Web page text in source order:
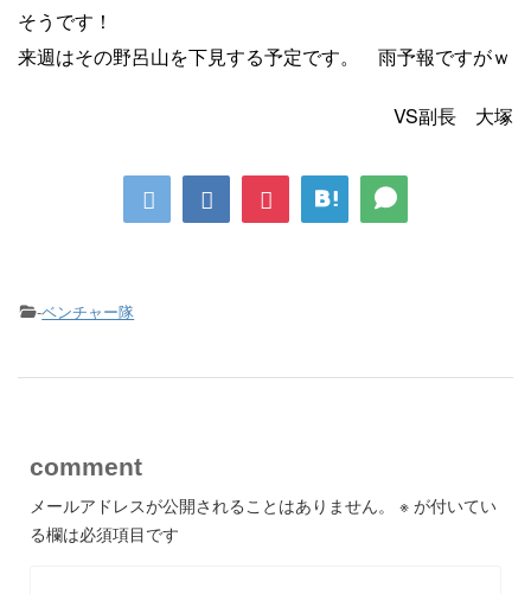
そうです！
来週はその野呂山を下見する予定です。 雨予報ですがｗ
VS副長 大塚
-ベンチャー隊
comment
メールアドレスが公開されることはありません。 ※ が付いてい
る欄は必須項目です